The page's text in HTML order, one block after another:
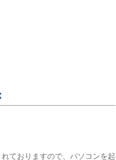
ておりますので、パソコンを起